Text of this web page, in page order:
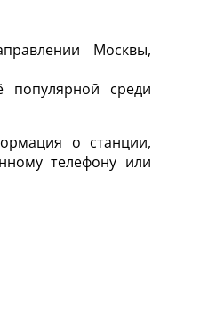
Москвы,
популярной среди
о станции,
телефону или